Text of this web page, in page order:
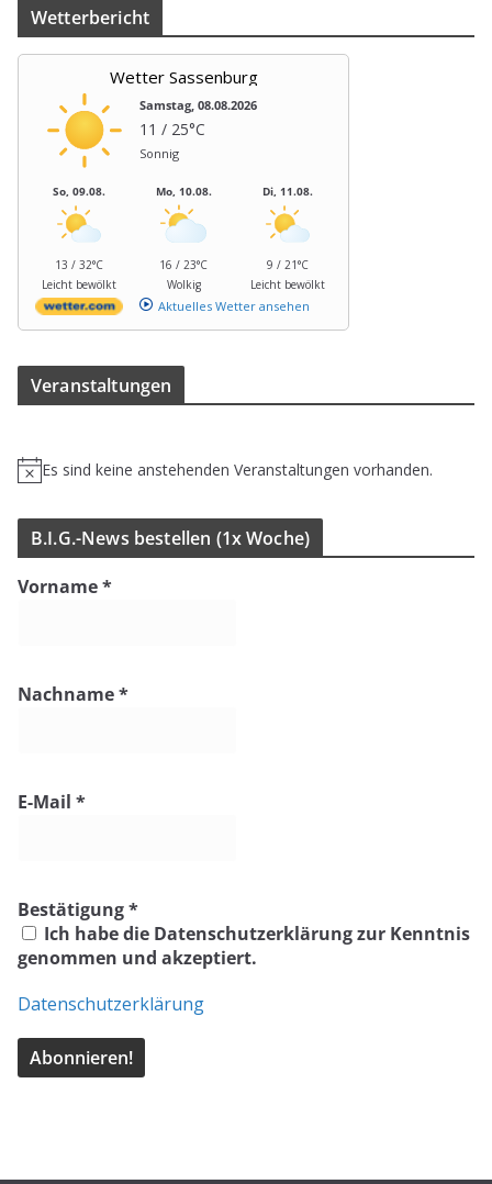
Wet­ter­be­richt
Wetter Sassenburg
Samstag, 08.08.2026
11 / 25°C
Sonnig
So, 09.08.
13 / 32°C
Leicht bewölkt
Mo, 10.08.
16 / 23°C
Wolkig
Di, 11.08.
9 / 21°C
Leicht bewölkt
Aktuelles Wetter ansehen
Ver­an­stal­tun­gen
H
w
e
Es sind keine anstehenden Veranstaltungen vorhanden.
B.I.G.-News bestel­len (1x Woche)
Vorname*
Nachname*
E-Mail *
Bestätigung*
Ich habe die Datenschutzerklärung zur Kenntnis
genommen und akzeptiert.
Datenschutzerklärung